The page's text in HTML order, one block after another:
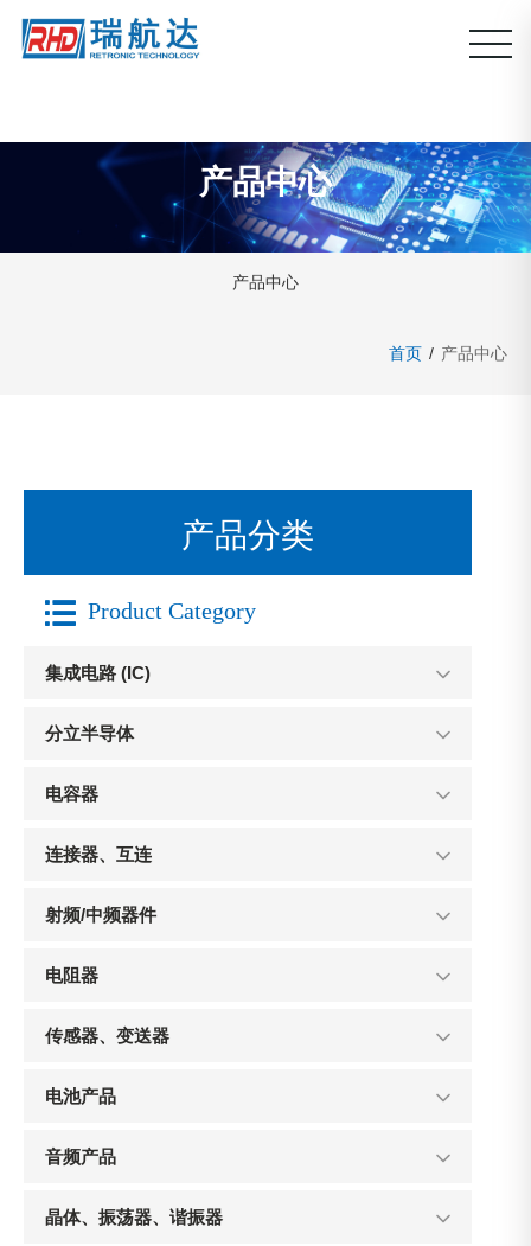
产品中心
产品中心
首页 / 产品中心
产品分类
 Product Category
集成电路 (IC)
分立半导体
电容器
连接器、互连
射频/中频器件
电阻器
传感器、变送器
电池产品
音频产品
晶体、振荡器、谐振器